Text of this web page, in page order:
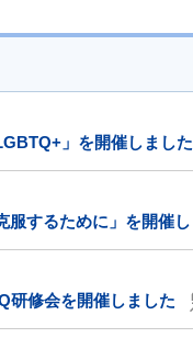
」を開催しました
服するために」を開催
研修会を開催しました